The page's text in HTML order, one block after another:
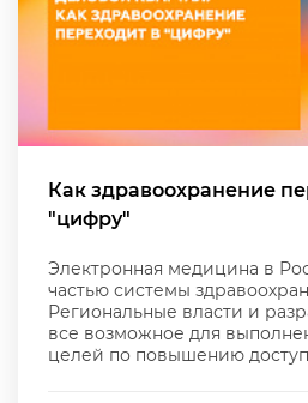
Как здравоохранение
"цифру"
Электронная медицина в
частью системы
Региональные власти и
все возможное для
целей по повышению